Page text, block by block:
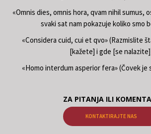
«Omnis dies, omnis hora, qvam nihil sumus,
svaki sat nam pokazuje koliko smo
«Considera cuid, cui et qvo» (Razmislite
[kažete] i gde [se
«Homo interdum asperior fera» (Čovek je
ZA PITANJA ILI
KONTAKTIRAJTE NAS